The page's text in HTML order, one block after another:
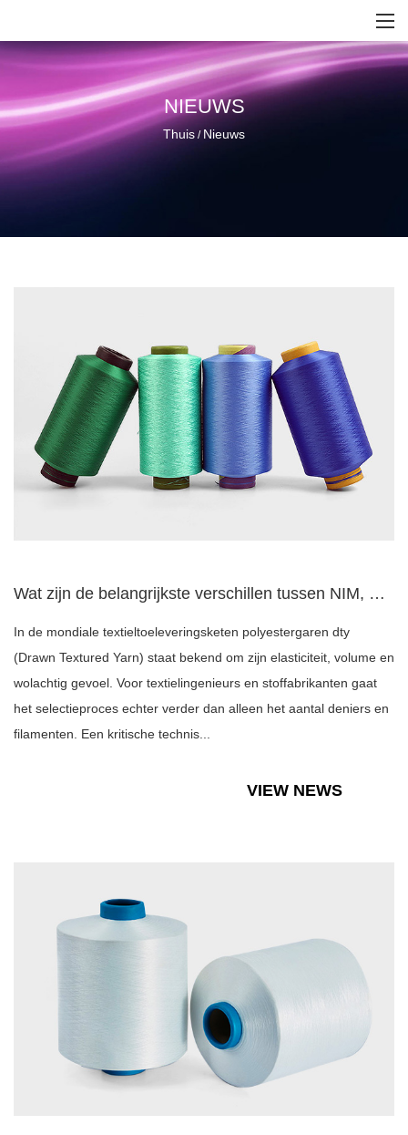
NIEUWS
Thuis / Nieuws
Wat zijn de belangrijkste verschillen tussen NIM, SIM en HIM...
In de mondiale textieltoeleveringsketen polyestergaren dty
(Drawn Textured Yarn) staat bekend om zijn elasticiteit, volume en
wolachtig gevoel. Voor textielingenieurs en stoffabrikanten gaat
het selectieproces echter verder dan alleen het aantal deniers en
filamenten. Een kritische technis...
VIEW NEWS